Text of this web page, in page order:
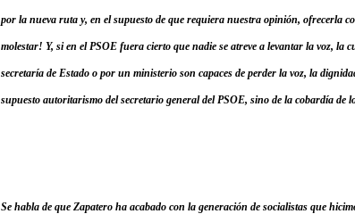
por la nueva ruta y, en el supuesto de que requiera nuestra opinión, ofrecerla
molestar! Y, si en el PSOE fuera cierto que nadie se atreve a levantar la voz,
secretaría de Estado o por un ministerio son capaces de perder la voz, la
supuesto autoritarismo del secretario general del PSOE, sino de la cobardía de
Se habla de que Zapatero ha acabado con la generación de socialistas que